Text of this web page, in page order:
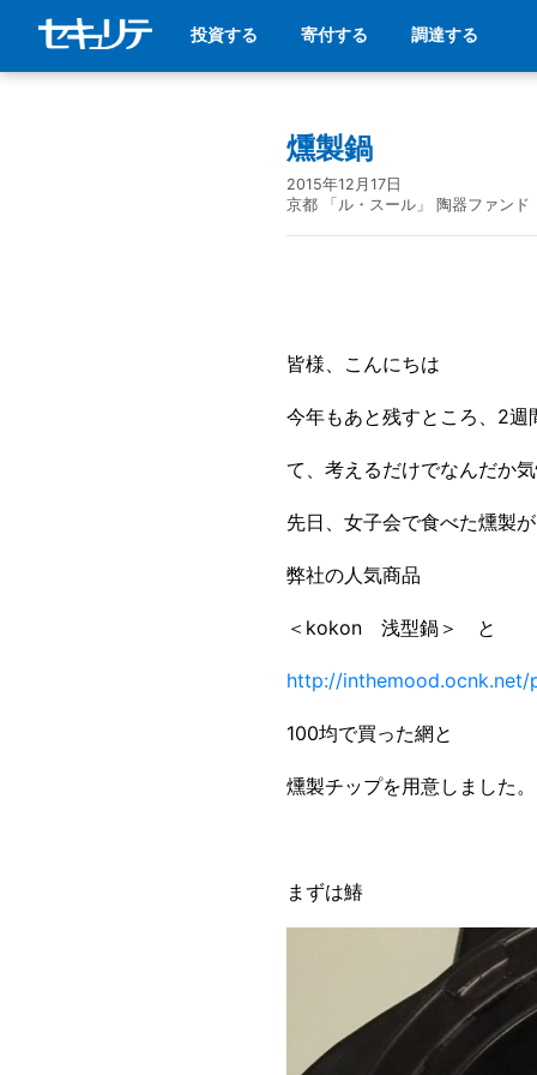
投資する 寄付する 調達する
燻製鍋
2015年12月17日
京都 「ル・スール」 陶器ファンド
皆様、こんにちは
今年もあと残すところ、2週
て、考えるだけでなんだか
先日、女子会で食べた燻製
弊社の人気商品
＜kokon 浅型鍋＞ と
http://inthemood.ocnk.net/
100均で買った網と
燻製チップを用意しました。
まずは鰆